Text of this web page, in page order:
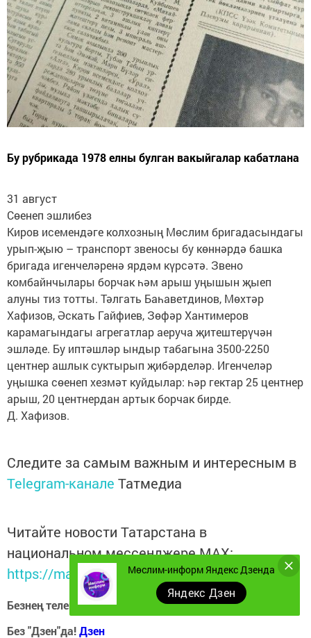
Бу рубрикада 1978 елны булган вакыйгалар кабатлана
31 август
Сөенеп эшлибез
Киров исемендәге колхозның Мөслим бригадасындагы
урып-җыю – транспорт звеносы бу көннәрдә башка
бригада игенчеләренә ярдәм күрсәтә. Звено
комбайнчылары борчак һәм арыш уңышын җыеп
алуны тиз тотты. Тәлгать Баһаветдинов, Мөхтәр
Хафизов, Әскать Гайфиев, Зөфәр Хантимеров
карамагындагы агрегатлар аеруча җитештерүчән
эшләде. Бу иптәшләр ындыр табагына 3500-2250
центнер ашлык суктырып җибәрделәр. Игенчеләр
уңышка сөенеп хезмәт куйдылар: һәр гектар 25 центнер
арыш, 20 центнердан артык борчак бирде.
Д. Хафизов.
Следите за самым важным и интересным в
Telegram-канале Татмедиа
Читайте новости Татарстана в
национальном мессенджере MАХ:
https://max.ru/tatmedia
Безнең телеграм каналга кушылыгыз!Телеграм-канал
Без "Дзен"да!Дзен
Мөслим-информ Яндекс Дзенда
Яндекс Дзен